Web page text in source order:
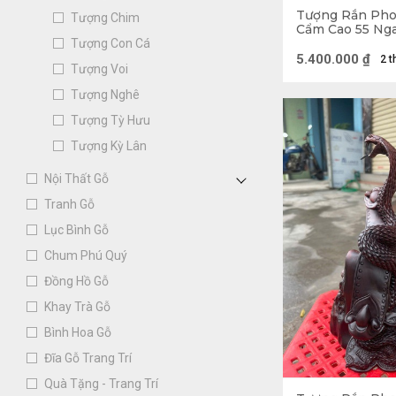
Tượng Chim
Tượng Con Cá
Tượng Voi
Tượng Nghê
Tượng Tỳ Hưu
Tượng Kỳ Lân
Nội Thất Gỗ
Tranh Gỗ
Lục Bình Gỗ
Chum Phú Quý
Đồng Hồ Gỗ
Khay Trà Gỗ
Bình Hoa Gỗ
Đĩa Gỗ Trang Trí
Quà Tặng - Trang Trí
Về loài
Rắn thuộc
màng ối, ngoại
đầu nhờ các
Các loài Rắn
nọc độc thì chủ
để khiến con
Tượng Rắn
Cẩm Cao 55
2
5.400.000 ₫